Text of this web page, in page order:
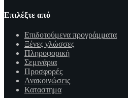
Επιλέξτε από
Επιδοτούμενα προγράμματα
Ξένες γλώσσες
Πληροφορική
Σεμινάρια
Προσφορές
Ανακοινώσεις
Καταστημα